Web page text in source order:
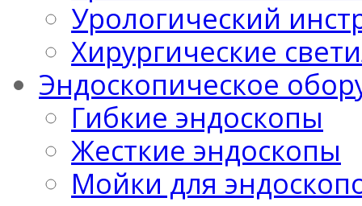
Урологический
Хирургические
Эндоскопическое
Гибкие эндоскопы
Жесткие эндоскопы
Мойки для